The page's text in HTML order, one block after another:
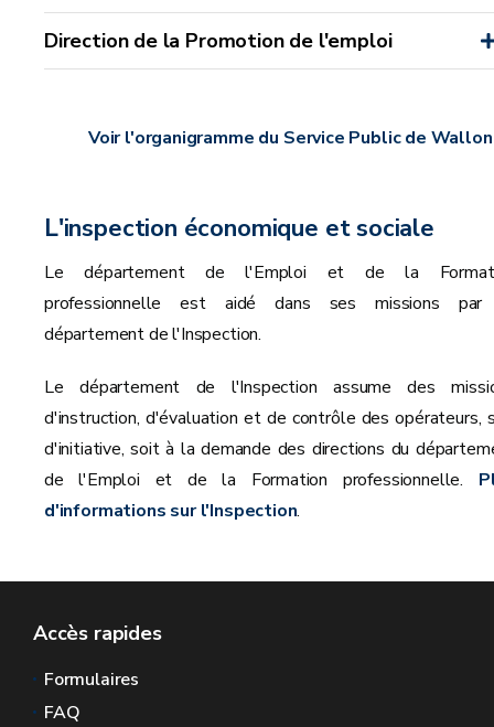
Direction de la Promotion de l'emploi
Voir l'organigramme du Service Public de
L'inspection économique et sociale
Le département de l'Emploi et de la
professionnelle est aidé dans ses missions
département de l'Inspection.
Le département de l'Inspection assume des
d'instruction, d'évaluation et de contrôle des opérateurs,
d'initiative, soit à la demande des directions du
de l'Emploi et de la Formation professionnelle.
d'informations sur l'Inspection.
Accès rapides
Formulaires
FAQ